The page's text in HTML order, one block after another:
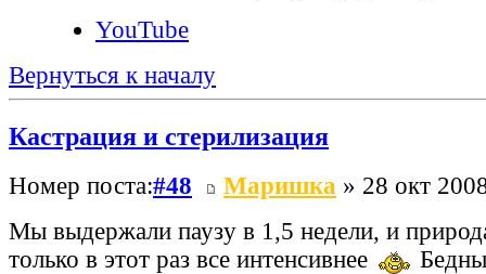
YouTube
Вернуться к началу
Кастрация и стерилизация
Номер поста:#48 Маришка » 28 окт
Мы выдержали паузу в 1,5 недели, и
только в этот раз все интенсивнее